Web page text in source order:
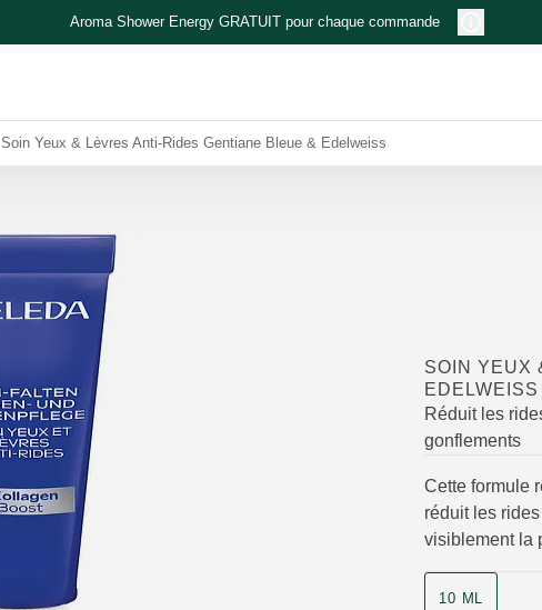
Aroma Shower Energy GRATUIT pour chaque commande
Soin Yeux & Lèvres Anti-Rides Gentiane Bleue & Edelweiss
SOIN YEUX
EDELWEISS
Réduit les
gonflements
Cette formule
réduit les
visiblement la
10 ML